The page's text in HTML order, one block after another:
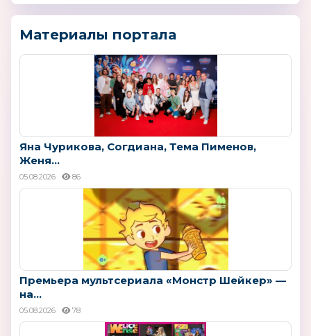
Материалы портала
Яна Чурикова, Согдиана, Тема Пименов,
Женя...
05.08.2026 86
Премьера мультсериала «Монстр Шейкер» —
на...
05.08.2026 78